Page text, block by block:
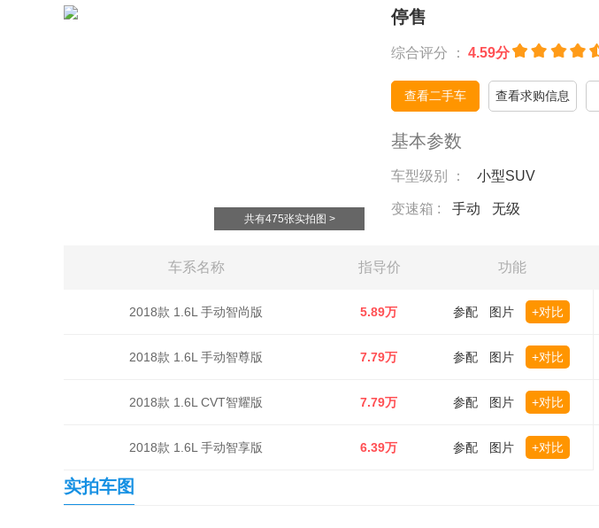
共有475张实拍图 >
停售
综合评分 ： 4.59分
查看二手车 查看求购信息
基本参数
车型级别 ： 小型SUV
变速箱 : 手动 无级
车系名称 指导价 功能
2018款 1.6L 手动智尚版 5.89万 参配 图片 +对比
2018款 1.6L 手动智尊版 7.79万 参配 图片 +对比
2018款 1.6L CVT智耀版 7.79万 参配 图片 +对比
2018款 1.6L 手动智享版 6.39万 参配 图片 +对比
实拍车图